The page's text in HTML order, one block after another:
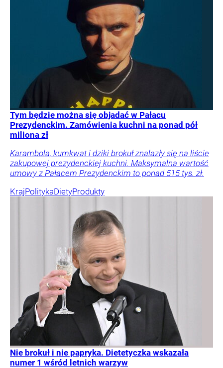
Tym będzie można się objadać w Pałacu
Prezydenckim. Zamówienia kuchni na ponad pół
miliona zł
Karambola, kumkwat i dziki brokuł znalazły się na liście
zakupowej prezydenckiej kuchni. Maksymalna wartość
umowy z Pałacem Prezydenckim to ponad 515 tys. zł.
KrajPolitykaDietyProdukty
Nie brokuł i nie papryka. Dietetyczka wskazała
numer 1 wśród letnich warzyw